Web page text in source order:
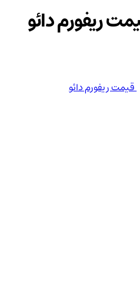
ریفورم دائو
قیمت ریفورم دائو